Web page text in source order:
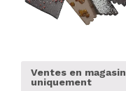
Ventes en magasin
uniquement